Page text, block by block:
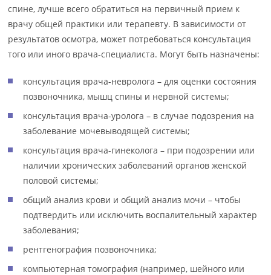
спине, лучше всего обратиться на первичный прием к
врачу общей практики или терапевту. В зависимости от
результатов осмотра, может потребоваться консультация
того или иного врача-специалиста. Могут быть назначены:
консультация врача-невролога – для оценки состояния
позвоночника, мышц спины и нервной системы;
консультация врача-уролога – в случае подозрения на
заболевание мочевыводящей системы;
консультация врача-гинеколога – при подозрении или
наличии хронических заболеваний органов женской
половой системы;
общий анализ крови и общий анализ мочи – чтобы
подтвердить или исключить воспалительный характер
заболевания;
рентгенография позвоночника;
компьютерная томография (например, шейного или